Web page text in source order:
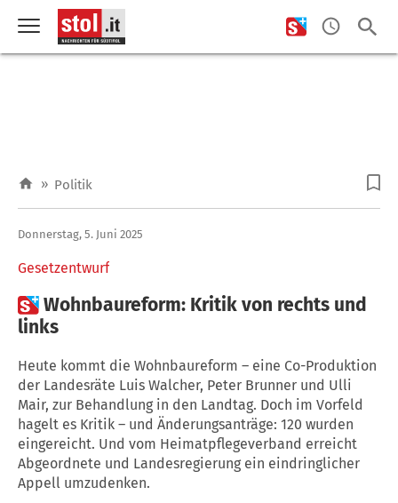
» Politik
Gesetzentwurf
Donnerstag, 5. Juni 2025
Wohnbaureform: Kritik von rechts und
links
Heute kommt die Wohnbaureform – eine Co-Produktion
der Landesräte Luis Walcher, Peter Brunner und Ulli
Mair, zur Behandlung in den Landtag. Doch im Vorfeld
hagelt es Kritik – und Änderungsanträge: 120 wurden
eingereicht. Und vom Heimatpflegeverband erreicht
Abgeordnete und Landesregierung ein eindringlicher
Appell umzudenken.